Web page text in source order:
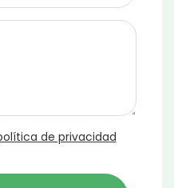
de privacidad